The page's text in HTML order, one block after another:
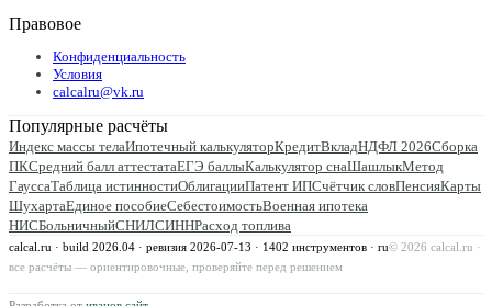
Правовое
Конфиденциальность
Условия
calcalru@vk.ru
Популярные расчёты
Индекс массы телаИпотечный калькуляторКредитВкладНДФЛ 2026Сборка
ПКСредний балл аттестатаЕГЭ баллыКалькулятор снаШашлыкМетод
ГауссаТаблица истинностиОблигацииПатент ИПСчётчик словПенсияКарты
ШухартаЕдиное пособиеСебестоимостьВоенная ипотека
НИСБольничныйСНИЛСИННРасход топлива
calcal.ru · build 2026.04 · ревизия 2026-07-13 · 1402 инструментов · ru© 2026 calcal.ru ·
все расчёты — ориентировочные, проверяйте перед решением